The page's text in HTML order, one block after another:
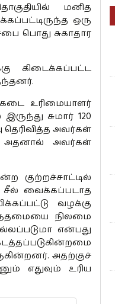
மனித
ஒரு
பொது சுகாதார
கிடைக்கப்பட்ட
உரிமையாளர்
சுமார் 120
தெரிவித்த அவர்கள்
அதனால் அவர்கள்
குற்றச்சாட்டில்
சீல் வைக்கப்படாத
வழக்கு
நிலமை
என்பது
அதற்குச்
எதுவும் உரிய